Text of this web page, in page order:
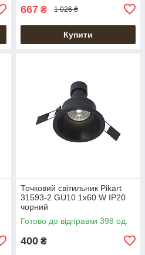
667 ₴ 1 026 ₴
Купити
Точковий світильник Pikart
31593-2 GU10 1x60 W IP20
чорний
Готово до відправки 398 од.
400 ₴